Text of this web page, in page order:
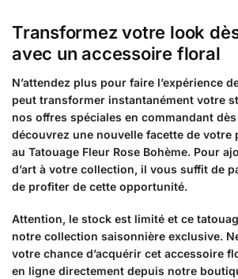
Transformez votre look
avec un accessoire floral
N’attendez plus pour faire l’expérience
peut transformer instantanément votre
nos offres spéciales en commandant
découvrez une nouvelle facette de votre
au Tatouage Fleur Rose Bohème. Pour
d’art à votre collection, il vous suffit de
de profiter de cette opportunité.
Attention, le stock est limité et ce
notre collection saisonnière exclusive.
votre chance d’acquérir cet accessoire
en ligne directement depuis notre